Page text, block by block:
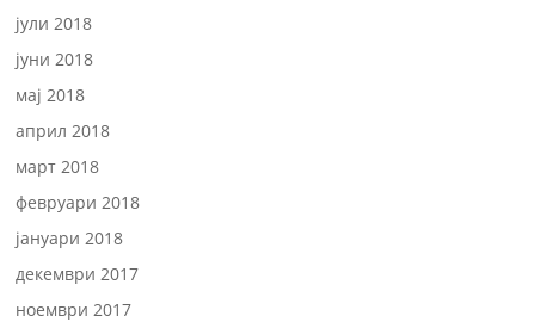
јули 2018
јуни 2018
мај 2018
април 2018
март 2018
февруари 2018
јануари 2018
декември 2017
ноември 2017